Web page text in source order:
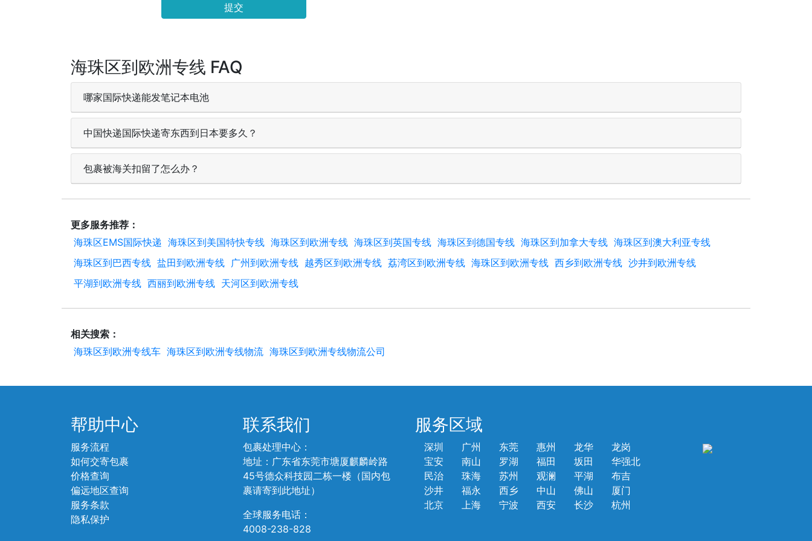
提交
海珠区到欧洲专线 FAQ
哪家国际快递能发笔记本电池
中国快递国际快递寄东西到日本要多久？
包裹被海关扣留了怎么办？
更多服务推荐：
海珠区EMS国际快递 海珠区到美国特快专线 海珠区到欧洲专线 海珠区到英国专线 海珠区到德国专线 海珠区到加拿大专线 海珠区到澳大利亚专线
海珠区到巴西专线 盐田到欧洲专线 广州到欧洲专线 越秀区到欧洲专线 荔湾区到欧洲专线 海珠区到欧洲专线 西乡到欧洲专线 沙井到欧洲专线
平湖到欧洲专线 西丽到欧洲专线 天河区到欧洲专线
相关搜索：
海珠区到欧洲专线车 海珠区到欧洲专线物流 海珠区到欧洲专线物流公司
帮助中心
服务流程
如何交寄包裹
价格查询
偏远地区查询
服务条款
隐私保护
联系我们
包裹处理中心：
地址：广东省东莞市塘厦麒麟岭路
45号德众科技园二栋一楼（国内包
裹请寄到此地址）
全球服务电话：
4008-238-828
服务区域
深圳 广州 东莞 惠州 龙华
龙岗
宝安
南山 罗湖 福田 坂田
华强北
民治
珠海 苏州 观澜 平湖
布吉
沙井
福永 西乡 中山 佛山
厦门
北京
上海 宁波 西安 长沙 杭州